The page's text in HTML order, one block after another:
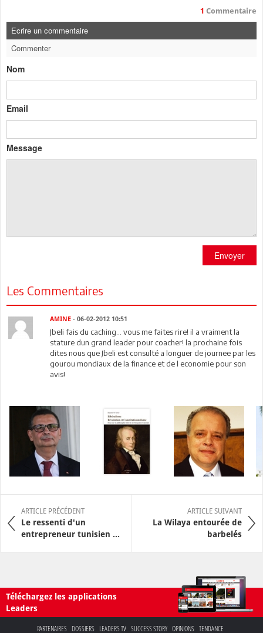
1 Commentaire
Ecrire un commentaire
Commenter
Nom
Email
Message
Envoyer
Les Commentaires
AMINE - 06-02-2012 10:51
Jbeli fais du caching... vous me faites rire! il a vraiment la
stature dun grand leader pour coacher! la prochaine fois
dites nous que Jbeli est consulté a longuer de journee par les
gourou mondiaux de la finance et de l economie pour son
avis!
ARTICLE PRÉCÉDENT
Le ressenti d'un
entrepreneur tunisien ...
ARTICLE SUIVANT
La Wilaya entourée de
barbelés
Téléchargez les applications
Leaders
PARTENAIRES DOSSIERS LEADERS TV SUCCESS STORY OPINIONS TENDANCE